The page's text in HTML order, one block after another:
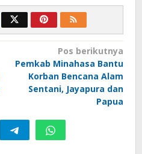
Pos berikutnya
Pemkab Minahasa Bantu
Korban Bencana Alam
Sentani, Jayapura dan
Papua